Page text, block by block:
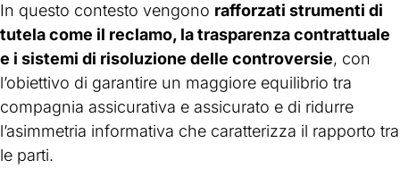
In questo contesto vengono rafforzati strumenti di
tutela come il reclamo, la trasparenza contrattuale
e i sistemi di risoluzione delle controversie, con
l’obiettivo di garantire un maggiore equilibrio tra
compagnia assicurativa e assicurato e di ridurre
l’asimmetria informativa che caratterizza il rapporto tra
le parti.